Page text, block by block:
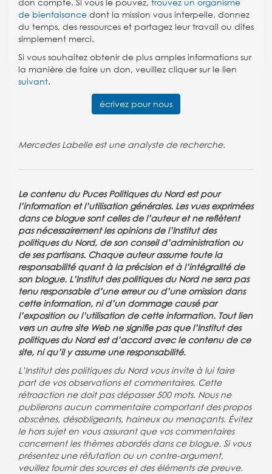
don compte. Si vous le pouvez, trouvez un organisme
de bienfaisance dont la mission vous interpelle, donnez
du temps, des ressources et partagez leur travail ou dites
simplement merci.
Si vous souhaitez obtenir de plus amples informations sur
la manière de faire un don, veuillez cliquer sur le lien
suivant.
écrivez pour nous
Mercedes Labelle est une analyste de recherche.
Le contenu du Puces Politiques du Nord est pour
l’information et l’utilisation générales. Les vues exprimées
dans ce blogue sont celles de l’auteur et ne reflètent
pas nécessairement les opinions de l’Institut des
politiques du Nord, de son conseil d’administration ou
de ses partisans. Chaque auteur assume toute la
responsabilité quant à la précision et à l’intégralité de
son blogue. L’Institut des politiques du Nord ne sera pas
tenu responsable d’une erreur ou d’une omission dans
cette information, ni d’un dommage causé par
l’exposition ou l’utilisation de cette information. Tout lien
vers un autre site Web ne signifie pas que l’Institut des
politiques du Nord est d’accord avec le contenu de ce
site, ni qu’il y assume une responsabilité.
L’Institut des politiques du Nord vous invite à lui faire
part de vos observations et commentaires. Cette
rétroaction ne doit pas dépasser 500 mots. Nous ne
publierons aucun commentaire comportant des propos
obscènes, désobligeants, haineux ou menaçants. Évitez
le hors sujet en vous assurant que vos commentaires
concernent les thèmes abordés dans ce blogue. Si vous
présentez une réfutation ou un contre-argument,
veuillez fournir des sources et des éléments de preuve.